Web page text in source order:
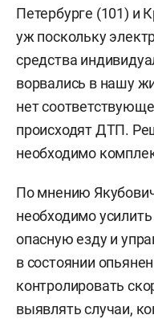
Петербурге (101) и
уж поскольку
средства
ворвались в нашу
нет
происходят ДТП.
необходимо
По мнению
необходимо
опасную езду и
в состоянии
контролировать
выявлять случаи,